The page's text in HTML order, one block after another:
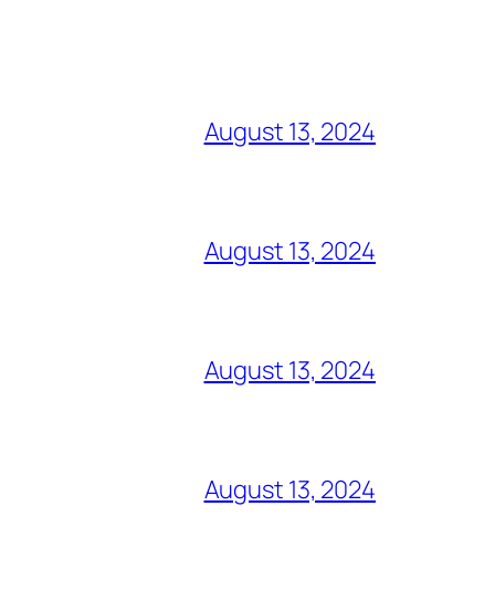
August 13, 2024
August 13, 2024
August 13, 2024
August 13, 2024